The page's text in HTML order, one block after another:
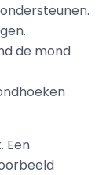
de mond
Een